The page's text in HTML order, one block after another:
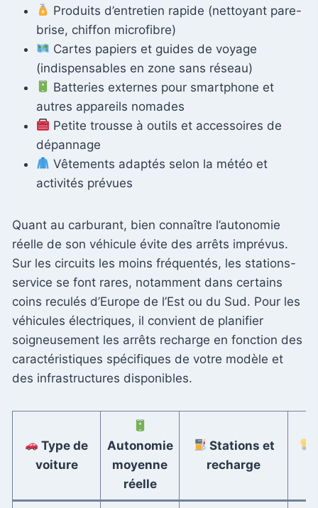
Produits d’entretien rapide (nettoyant pare-
brise, chiffon microfibre)
Cartes papiers et guides de voyage
(indispensables en zone sans réseau)
Batteries externes pour smartphone et
autres appareils nomades
Petite trousse à outils et accessoires de
dépannage
Vêtements adaptés selon la météo et
activités prévues
Quant au carburant, bien connaître l’autonomie
réelle de son véhicule évite des arrêts imprévus.
Sur les circuits les moins fréquentés, les stations-
service se font rares, notamment dans certains
coins reculés d’Europe de l’Est ou du Sud. Pour les
véhicules électriques, il convient de planifier
soigneusement les arrêts recharge en fonction des
caractéristiques spécifiques de votre modèle et
des infrastructures disponibles.
Type de
voiture
Autonomie
moyenne
réelle
Stations et
recharge